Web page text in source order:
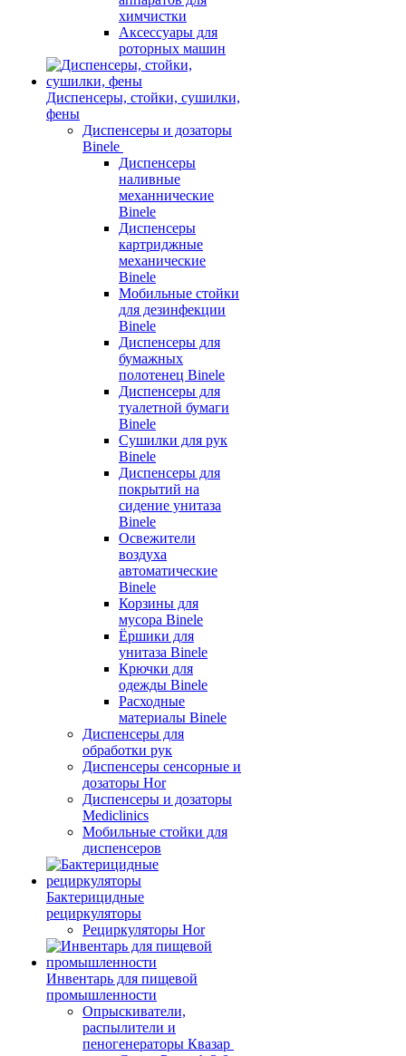
химчистки
Аксессуары для
роторных машин
Диспенсеры, стойки, сушилки,
фены
Диспенсеры и дозаторы
Binele
Диспенсеры
наливные
механнические
Binele
Диспенсеры
картриджные
механические
Binele
Мобильные стойки
для дезинфекции
Binele
Диспенсеры для
бумажных
полотенец Binele
Диспенсеры для
туалетной бумаги
Binele
Сушилки для рук
Binele
Диспенсеры для
покрытий на
сидение унитаза
Binele
Освежители
воздуха
автоматические
Binele
Корзины для
мусора Binele
Ёршики для
унитаза Binele
Крючки для
одежды Binele
Расходные
материалы Binele
Диспенсеры для
обработки рук
Диспенсеры сенсорные и
дозаторы Hor
Диспенсеры и дозаторы
Mediclinics
Мобильные стойки для
диспенсеров
Бактерицидные
рециркуляторы
Рециркуляторы Hor
Инвентарь для пищевой
промышленности
Опрыскиватели,
распылители и
пеногенераторы Квазар